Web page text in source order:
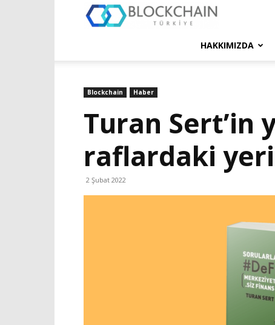
Türkiye
HAKKIMIZDA
Blockchain Haber
Turan Sert’in
raflardaki
2 Şubat 2022